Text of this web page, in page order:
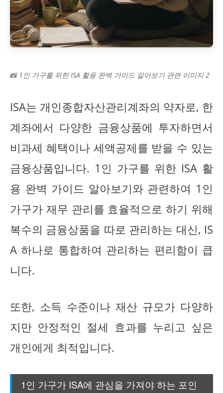
📸 1인 가구를 위한 ISA 활용 완벽 가이드 알아보기 관련 이미지 2
ISA는 개인종합자산관리계좌의 약자로, 한
계좌에서 다양한 금융상품에 투자하면서
비과세 혜택이나 세액공제를 받을 수 있는
금융상품입니다. 1인 가구를 위한 ISA 활
용 완벽 가이드 알아보기와 관련하여 1인
가구가 재무 관리를 효율적으로 하기 위해
복수의 금융상품을 따로 관리하는 대신, IS
A 하나로 통합하여 관리하는 편리함이 큽
니다.
또한, 소득 수준이나 재산 규모가 다양하
지만 안정적인 절세 효과를 누리고 싶은
개인에게 최적입니다.
1인 가구가 ISA에 관심을 가져야 하는 포인